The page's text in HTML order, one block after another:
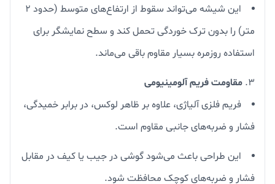
این شیشه می‌تواند سقوط از ارتفاع‌های متوسط (حدود ۲
متر) را بدون ترک خوردگی تحمل کند و سطح نمایشگر برای
استفاده روزمره بسیار مقاوم باقی می‌ماند.
مقاومت فریم آلومینیومی
فریم فلزی آلیاژی، علاوه بر ظاهر لوکس، در برابر خمیدگی،
فشار و ضربه‌های جانبی مقاوم است.
این طراحی باعث می‌شود گوشی در جیب یا کیف در مقابل
فشار و ضربه‌های کوچک محافظت شود.